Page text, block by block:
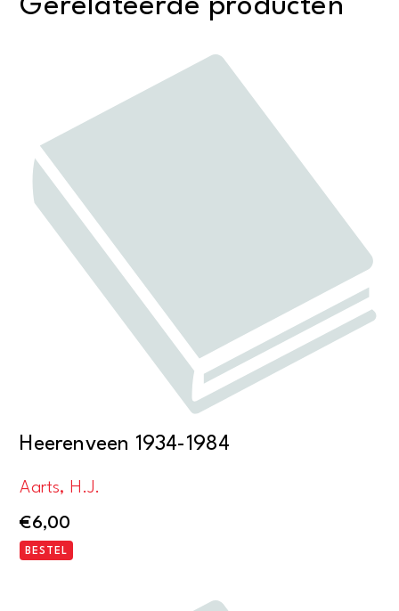
Gerelateerde producten
Heerenveen 1934-1984
Aarts, H.J.
€6,00
BESTEL